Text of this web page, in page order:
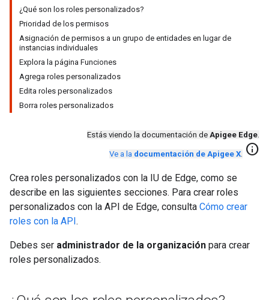
¿Qué son los roles personalizados?
Prioridad de los permisos
Asignación de permisos a un grupo de entidades en lugar de
instancias individuales
Explora la página Funciones
Agrega roles personalizados
Edita roles personalizados
Borra roles personalizados
Estás viendo la documentación de Apigee Edge.
Ve a la documentación de Apigee X. info
Crea roles personalizados con la IU de Edge, como se
describe en las siguientes secciones. Para crear roles
personalizados con la API de Edge, consulta Cómo crear
roles con la API.
Debes ser administrador de la organización para crear
roles personalizados.